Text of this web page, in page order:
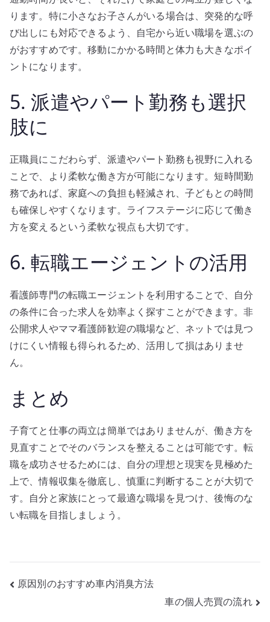
ります。特に小さなお子さんがいる場合は、突発的な呼
び出しにも対応できるよう、自宅から近い職場を選ぶの
がおすすめです。移動にかかる時間と体力も大きなポイ
ントになります。
5. 派遣やパート勤務も選択
肢に
正職員にこだわらず、派遣やパート勤務も視野に入れる
ことで、より柔軟な働き方が可能になります。短時間勤
務であれば、家庭への負担も軽減され、子どもとの時間
も確保しやすくなります。ライフステージに応じて働き
方を変えるという柔軟な視点も大切です。
6. 転職エージェントの活用
看護師専門の転職エージェントを利用することで、自分
の条件に合った求人を効率よく探すことができます。非
公開求人やママ看護師歓迎の職場など、ネットでは見つ
けにくい情報も得られるため、活用して損はありませ
ん。
まとめ
子育てと仕事の両立は簡単ではありませんが、働き方を
見直すことでそのバランスを整えることは可能です。転
職を成功させるためには、自分の理想と現実を見極めた
上で、情報収集を徹底し、慎重に判断することが大切で
す。自分と家族にとって最適な職場を見つけ、後悔のな
い転職を目指しましょう。
投
原因別のおすすめ車内消臭方法
車の個人売買の流れ